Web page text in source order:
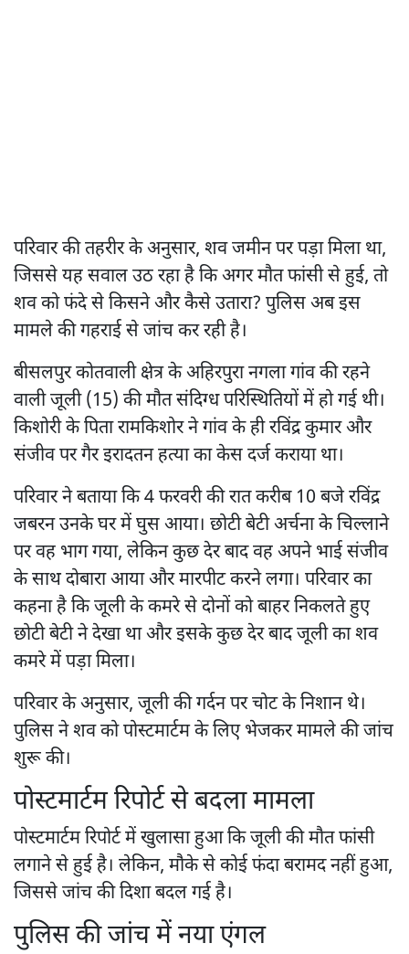
परिवार की तहरीर के अनुसार, शव जमीन पर पड़ा मिला था,
जिससे यह सवाल उठ रहा है कि अगर मौत फांसी से हुई, तो
शव को फंदे से किसने और कैसे उतारा? पुलिस अब इस
मामले की गहराई से जांच कर रही है।
बीसलपुर कोतवाली क्षेत्र के अहिरपुरा नगला गांव की रहने
वाली जूली (15) की मौत संदिग्ध परिस्थितियों में हो गई थी।
किशोरी के पिता रामकिशोर ने गांव के ही रविंद्र कुमार और
संजीव पर गैर इरादतन हत्या का केस दर्ज कराया था।
परिवार ने बताया कि 4 फरवरी की रात करीब 10 बजे रविंद्र
जबरन उनके घर में घुस आया। छोटी बेटी अर्चना के चिल्लाने
पर वह भाग गया, लेकिन कुछ देर बाद वह अपने भाई संजीव
के साथ दोबारा आया और मारपीट करने लगा। परिवार का
कहना है कि जूली के कमरे से दोनों को बाहर निकलते हुए
छोटी बेटी ने देखा था और इसके कुछ देर बाद जूली का शव
कमरे में पड़ा मिला।
परिवार के अनुसार, जूली की गर्दन पर चोट के निशान थे।
पुलिस ने शव को पोस्टमार्टम के लिए भेजकर मामले की जांच
शुरू की।
पोस्टमार्टम रिपोर्ट से बदला मामला
पोस्टमार्टम रिपोर्ट में खुलासा हुआ कि जूली की मौत फांसी
लगाने से हुई है। लेकिन, मौके से कोई फंदा बरामद नहीं हुआ,
जिससे जांच की दिशा बदल गई है।
पुलिस की जांच में नया एंगल